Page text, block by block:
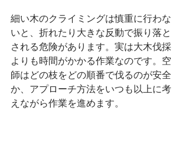
細い木のクライミングは慎重に行わな
いと、折れたり大きな反動で振り落と
される危険があります。実は大木伐採
よりも時間がかかる作業なのです。空
師はどの枝をどの順番で伐るのが安全
か、アプローチ方法をいつも以上に考
えながら作業を進めます。